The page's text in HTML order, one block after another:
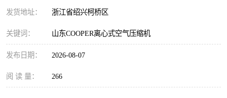
发货地址： 浙江省绍兴柯桥区
关键词： 山东COOPER离心式空气压缩机
发布日期： 2026-08-07
阅 读 量： 266